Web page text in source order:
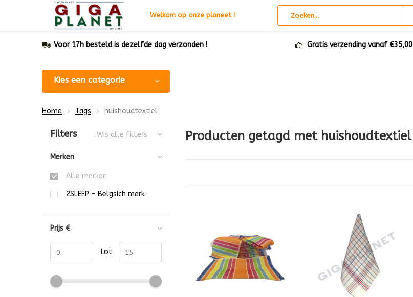
Welkom op onze planeet !
Voor 17h besteld is dezelfde dag verzonden ! Gratis verzending vanaf €35,00
Kies een categorie
Home Tags huishoudtextiel
Producten getagd met huishoudtextiel
Sorteren op:
Filters Wis alle filters
Merken
Alle merken
2SLEEP - Belgsich merk
Prijs €
tot